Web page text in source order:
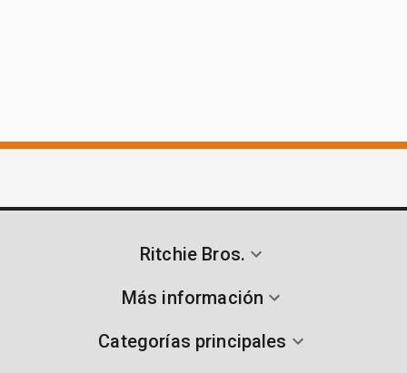
Ritchie Bros.
Más información
Categorías principales